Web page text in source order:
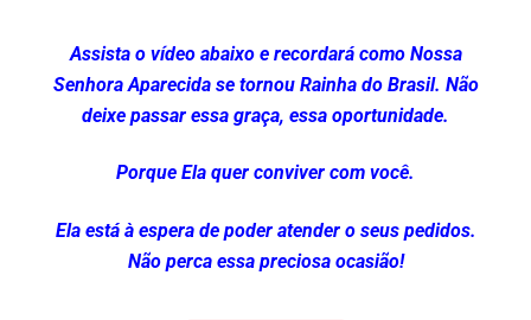
Assista o vídeo abaixo e recordará como Nossa
Senhora Aparecida se tornou Rainha do Brasil. Não
deixe passar essa graça, essa oportunidade.
Porque Ela quer conviver com você.
Ela está à espera de poder atender o seus pedidos.
Não perca essa preciosa ocasião!